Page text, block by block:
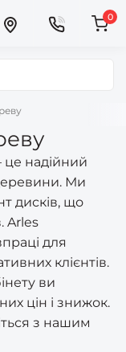
0
надійний
Ми
дисків, що
Arles
для
клієнтів.
ви
цін і знижок.
з нашим